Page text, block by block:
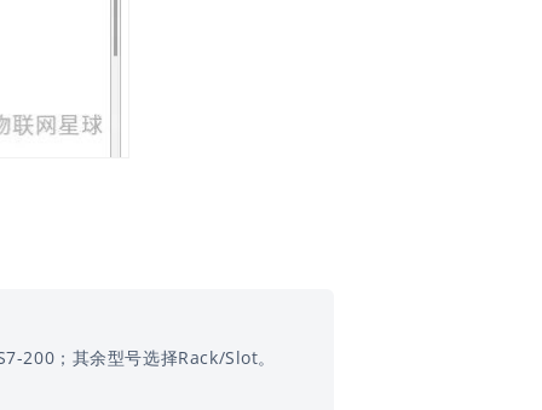
200； 其余型号选择Rack/Slot。